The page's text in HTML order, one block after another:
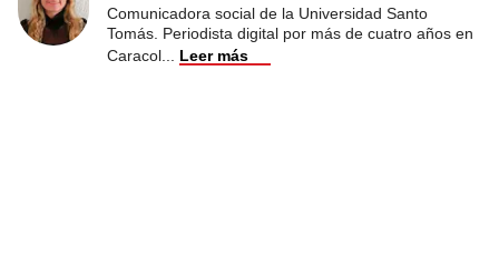
Comunicadora social de la Universidad Santo
Tomás. Periodista digital por más de cuatro años en
Caracol
Leer más